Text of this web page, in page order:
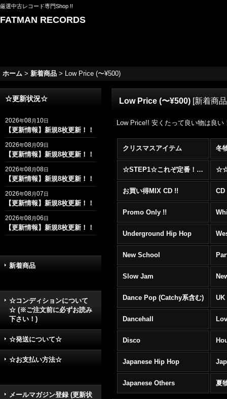
厳選中古レコード専門Shop !!
FATMAN RECORDS
ホーム > 新着商品 > Low Price (〜¥500)
☆更新状況☆
2026年08月 10日
【更新情報】新規8枚更新！！
2026年08月09日
【更新情報】新規8枚更新！！
2026年08月08日
【更新情報】新規8枚更新！！
2026年08月07日
【更新情報】新規8枚更新！！
2026年08月06日
【更新情報】新規8枚更新！！
新着商品
☆コンディションについて
☆ (※ご注文前に必ずお読み
下さい！)
☆発送について☆
☆お支払い方法☆
メールマガジン登録 (更新状
Low Price (〜¥500) [新着商品
Low Price!! 安くたって良い物は良い
クリスマスアイテム 冬
☆STEP1☆これぞ定番！！まずはここから！2000年代R&BフロアヒットBest 100 !!!
お買い得MIX CD !!
Promo Only !!
Underground Hip Hop
New School
Slow Jam
Dance Pop (Catchy系含む) UK
Dancehall
Disco
Japanese Hip Hop
Japanese Others 夏